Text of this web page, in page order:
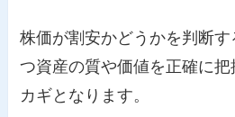
株価が割安かどうかを判断
つ資産の質や価値を正確に
カギとなります。